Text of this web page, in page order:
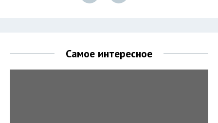
Самое интересное